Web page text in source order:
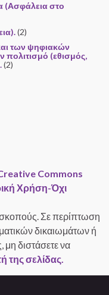
(Ασφάλεια στο
(2)
των ψηφιακών
πολιτισμό (εθισμός,
(2)
Commons
Χρήση-Όχι
σκοπούς. Σε περίπτωση
δικαιωμάτων ή
μη διστάσετε να
της σελίδας.